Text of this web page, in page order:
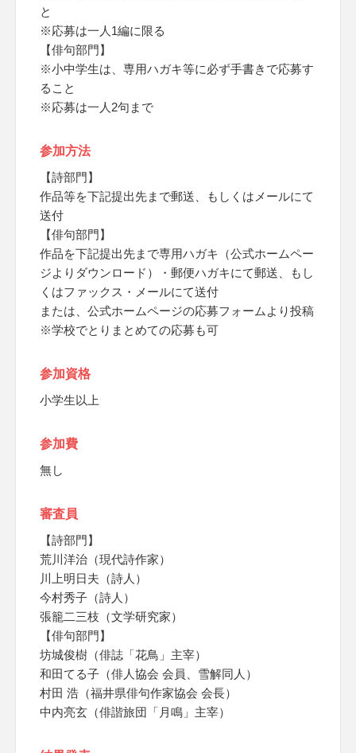
と
※応募は一人1編に限る
【俳句部門】
※小中学生は、専用ハガキ等に必ず手書きで応募す
ること
※応募は一人2句まで
参加方法
【詩部門】
作品等を下記提出先まで郵送、もしくはメールにて
送付
【俳句部門】
作品を下記提出先まで専用ハガキ（公式ホームペー
ジよりダウンロード）・郵便ハガキにて郵送、もし
くはファックス・メールにて送付
または、公式ホームページの応募フォームより投稿
※学校でとりまとめての応募も可
参加資格
小学生以上
参加費
無し
審査員
【詩部門】
荒川洋治（現代詩作家）
川上明日夫（詩人）
今村秀子（詩人）
張籠二三枝（文学研究家）
【俳句部門】
坊城俊樹（俳誌「花鳥」主宰）
和田てる子（俳人協会 会員、雪解同人）
村田 浩（福井県俳句作家協会 会長）
中内亮玄（俳諧旅団「月鳴」主宰）